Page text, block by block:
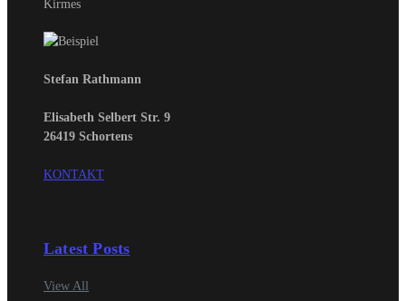
Stefan Rathmann
Elisabeth Selbert Str. 9
26419 Schortens
KONTAKT
Latest Posts
View All